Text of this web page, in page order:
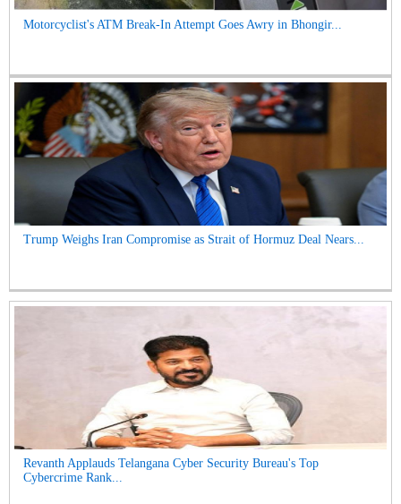
Motorcyclist's ATM Break-In Attempt Goes Awry in Bhongir...
Trump Weighs Iran Compromise as Strait of Hormuz Deal Nears...
Revanth Applauds Telangana Cyber Security Bureau's Top
Cybercrime Rank...